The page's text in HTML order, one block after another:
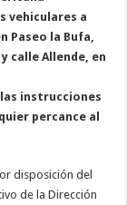
vehiculares a
Paseo la Bufa,
calle Allende, en
instrucciones
percance al
disposición del
de la Dirección